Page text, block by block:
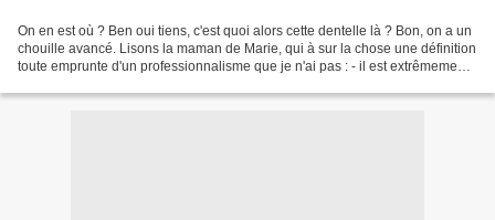
On en est où ? Ben oui tiens, c'est quoi alors cette dentelle là ? Bon, on a un
chouille avancé. Lisons la maman de Marie, qui à sur la chose une définition
toute emprunte d'un professionnalisme que je n'ai pas : - il est extrêmement